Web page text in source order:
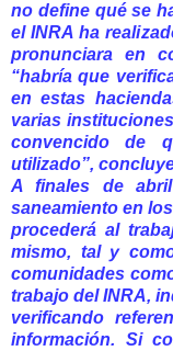
no define qué se
el INRA ha
pronunciara en
“habría que
en estas
varias
convencido de
utilizado”,
A finales de
saneamiento en
procederá al
mismo, tal y
comunidades
trabajo del INRA,
verificando
información. Si